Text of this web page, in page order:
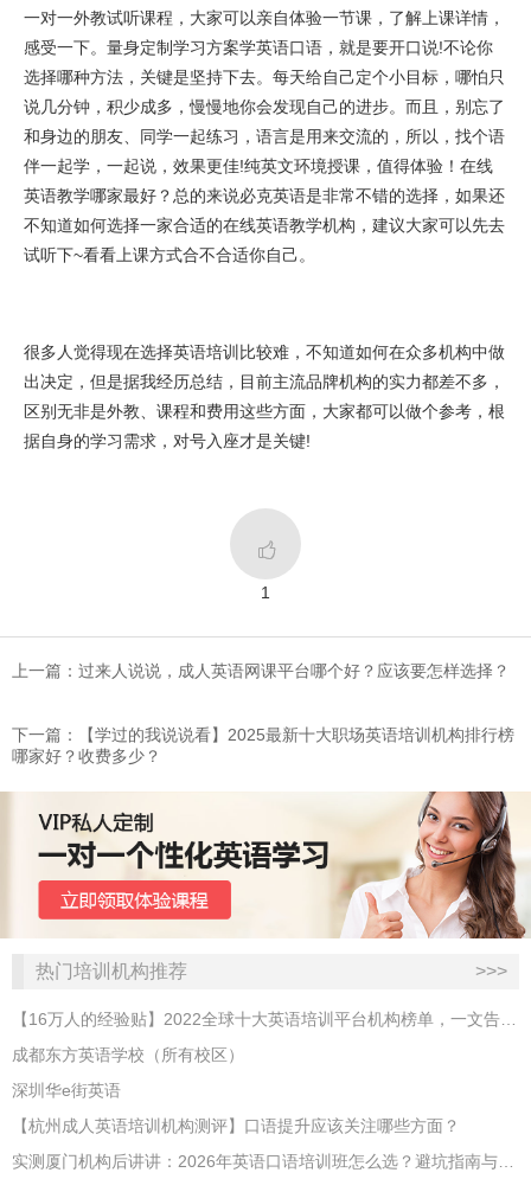
一对一外教试听课程，大家可以亲自体验一节课，了解上课详情，
感受一下。量身定制学习方案学英语口语，就是要开口说!不论你
选择哪种方法，关键是坚持下去。每天给自己定个小目标，哪怕只
说几分钟，积少成多，慢慢地你会发现自己的进步。而且，别忘了
和身边的朋友、同学一起练习，语言是用来交流的，所以，找个语
伴一起学，一起说，效果更佳!纯英文环境授课，值得体验！在线
英语教学哪家最好？总的来说必克英语是非常不错的选择，如果还
不知道如何选择一家合适的在线英语教学机构，建议大家可以先去
试听下~看看上课方式合不合适你自己。
很多人觉得现在选择英语培训比较难，不知道如何在众多机构中做
出决定，但是据我经历总结，目前主流品牌机构的实力都差不多，
区别无非是外教、课程和费用这些方面，大家都可以做个参考，根
据自身的学习需求，对号入座才是关键!

1
上一篇：过来人说说，成人英语网课平台哪个好？应该要怎样选择？
下一篇：【学过的我说说看】2025最新十大职场英语培训机构排行榜
哪家好？收费多少？
热门培训机构推荐 >>>
成都东方英语学校（所有校区）
深圳华e街英语
【杭州成人英语培训机构测评】口语提升应该关注哪些方面？